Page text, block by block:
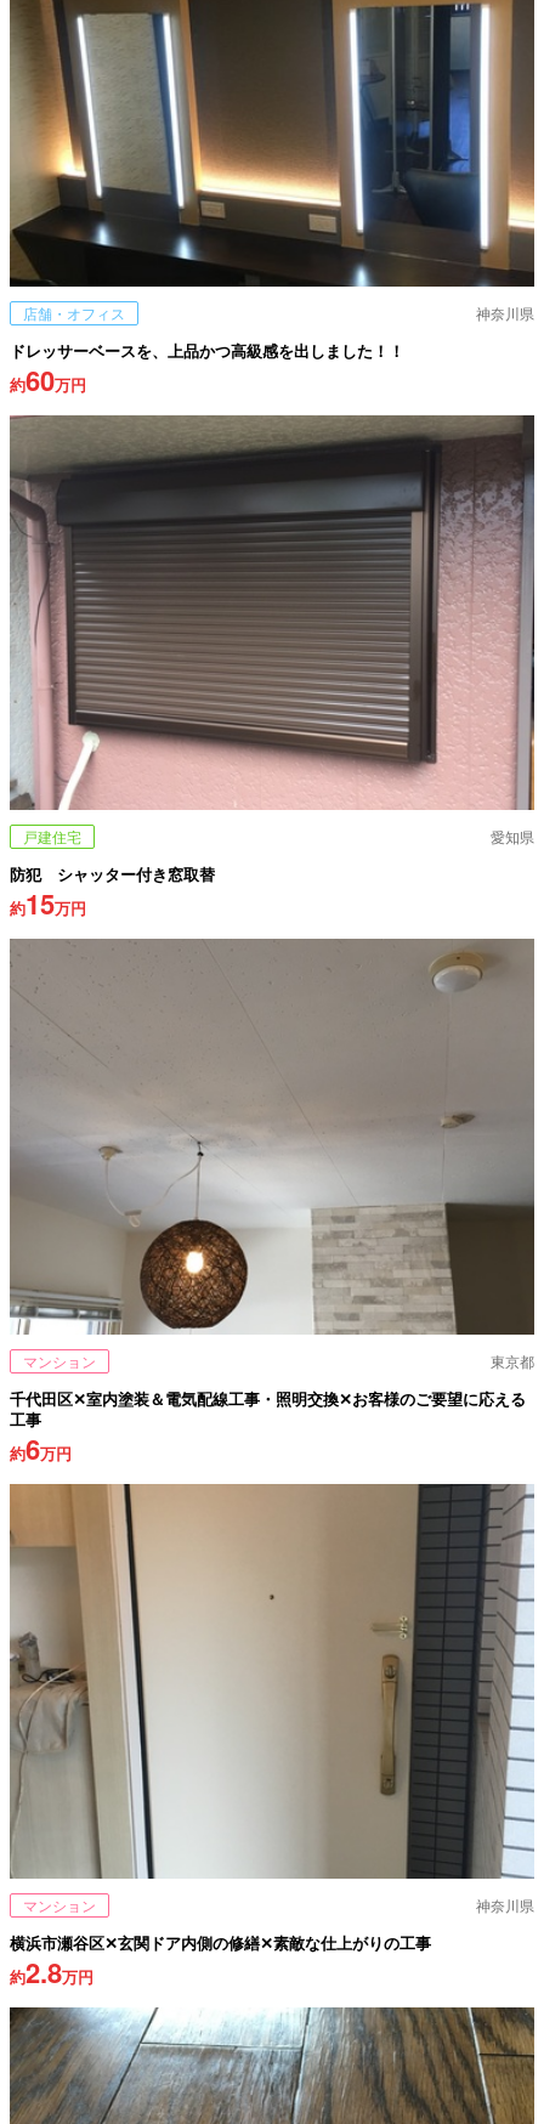
店舗・オフィス 神奈川県
ドレッサーベースを、上品かつ高級感を出しました！！
約60万円
戸建住宅 愛知県
防犯 シャッター付き窓取替
約15万円
マンション 東京都
千代田区✕室内塗装＆電気配線工事・照明交換✕お客様のご要望に応える
工事
約6万円
マンション 神奈川県
横浜市瀬谷区✕玄関ドア内側の修繕✕素敵な仕上がりの工事
約2.8万円